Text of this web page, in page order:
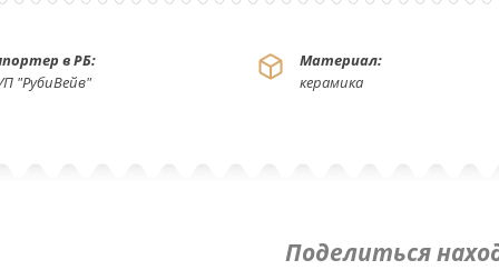
в РБ:
"РубиВейв"
Материал:
керамика
Поделиться